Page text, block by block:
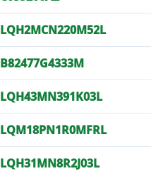
LQH2MCN220M52L
B82477G4333M
LQH43MN391K03L
LQM18PN1R0MFRL
LQH31MN8R2J03L